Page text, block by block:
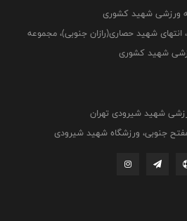
ورزشی شهید کشوری
انتهای شهید حصاری(رازان جنوبی)، مجموعه
شهید کشوری
شهید شیرودی تهران
مفتح جنوبی، ورزشگاه شهید شیرودی